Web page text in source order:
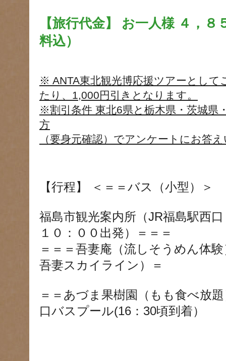
【旅行代金】 お一人様 ４，
料込）
※ ANTA東北観光博応援ツアーとして
たり、1,000円引きとなります。
※割引条件 東北6県と栃木県・茨城県
方
（要身元確認）でアンケートにお答
【行程】 ＜＝＝バス（小型）＞
福島市観光案内所（JR福島駅西
１０：００出発）＝＝＝
＝＝＝吾妻庵（流しそうめん体
吾妻スカイライン）＝
＝＝あづま果樹園（もも食べ放
口バスプール(16：30頃到着）